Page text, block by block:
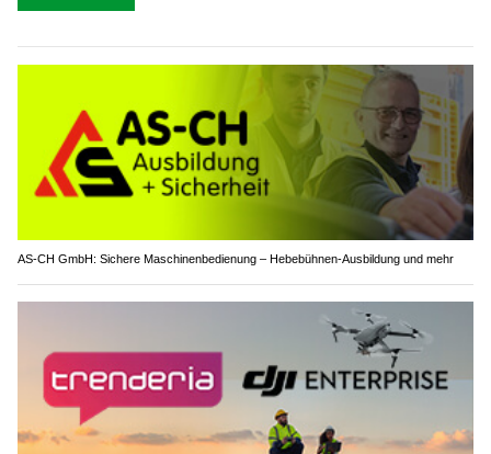
AS-CH GmbH: Sichere Maschinenbedienung – Hebebühnen-Ausbildung und mehr